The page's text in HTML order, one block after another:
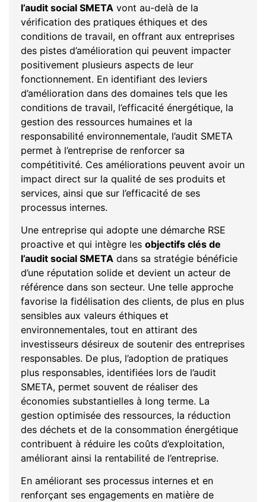
l’audit social SMETA vont au-delà de la
vérification des pratiques éthiques et des
conditions de travail, en offrant aux entreprises
des pistes d’amélioration qui peuvent impacter
positivement plusieurs aspects de leur
fonctionnement. En identifiant des leviers
d’amélioration dans des domaines tels que les
conditions de travail, l’efficacité énergétique, la
gestion des ressources humaines et la
responsabilité environnementale, l’audit SMETA
permet à l’entreprise de renforcer sa
compétitivité. Ces améliorations peuvent avoir un
impact direct sur la qualité de ses produits et
services, ainsi que sur l’efficacité de ses
processus internes.
Une entreprise qui adopte une démarche RSE
proactive et qui intègre les objectifs clés de
l’audit social SMETA dans sa stratégie bénéficie
d’une réputation solide et devient un acteur de
référence dans son secteur. Une telle approche
favorise la fidélisation des clients, de plus en plus
sensibles aux valeurs éthiques et
environnementales, tout en attirant des
investisseurs désireux de soutenir des entreprises
responsables. De plus, l’adoption de pratiques
plus responsables, identifiées lors de l’audit
SMETA, permet souvent de réaliser des
économies substantielles à long terme. La
gestion optimisée des ressources, la réduction
des déchets et de la consommation énergétique
contribuent à réduire les coûts d’exploitation,
améliorant ainsi la rentabilité de l’entreprise.
En améliorant ses processus internes et en
renforçant ses engagements en matière de